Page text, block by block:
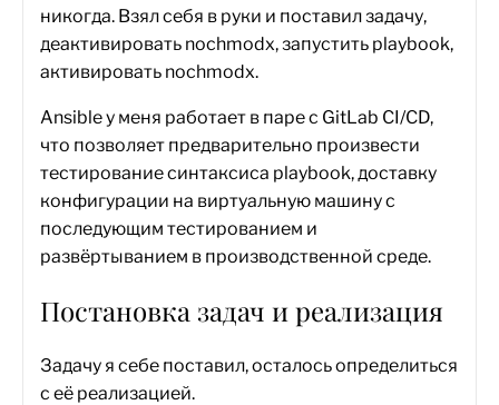
никогда. Взял себя в руки и поставил задачу,
деактивировать nochmodx, запустить playbook,
активировать nochmodx.
Ansible у меня работает в паре с GitLab CI/CD,
что позволяет предварительно произвести
тестирование синтаксиса playbook, доставку
конфигурации на виртуальную машину с
последующим тестированием и
развёртыванием в производственной среде.
Постановка задач и реализация
Задачу я себе поставил, осталось определиться
с её реализацией.